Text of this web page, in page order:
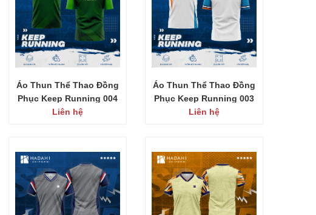
Áo Thun Thể Thao Đồng
Phục Keep Running 004
Liên hệ
Áo Thun Thể Thao Đồng
Phục Keep Running 003
Liên hệ